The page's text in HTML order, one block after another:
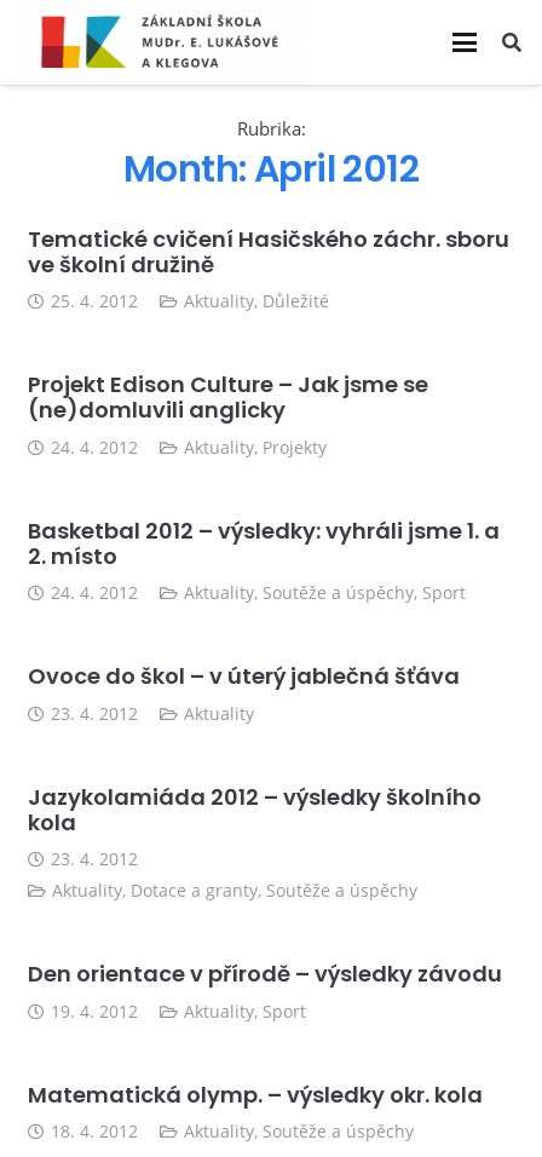
Rubrika:
Month:April 2012
Tematické cvičení Hasičského záchr. sboru
ve školní družině
25. 4. 2012 Aktuality, Důležité
Projekt Edison Culture – Jak jsme se
(ne)domluvili anglicky
24. 4. 2012 Aktuality, Projekty
Basketbal 2012 – výsledky: vyhráli jsme 1. a
2. místo
24. 4. 2012 Aktuality, Soutěže a úspěchy, Sport
Ovoce do škol – v úterý jablečná šťáva
23. 4. 2012 Aktuality
Jazykolamiáda 2012 – výsledky školního
kola
23. 4. 2012
Aktuality, Dotace a granty, Soutěže a úspěchy
Den orientace v přírodě – výsledky závodu
19. 4. 2012 Aktuality, Sport
Matematická olymp. – výsledky okr. kola
18. 4. 2012 Aktuality, Soutěže a úspěchy